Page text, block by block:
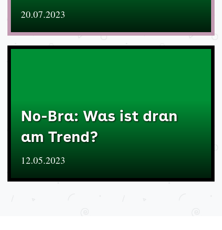
20.07.2023
No-Bra: Was ist dran
am Trend?
12.05.2023